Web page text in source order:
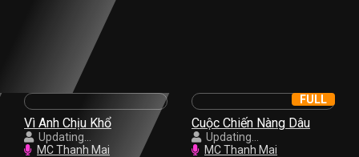
Vì Anh Chịu Khổ
Updating...
MC Thanh Mai
Cuộc Chiến Nàng Dâu
Updating...
MC Thanh Mai
FULL